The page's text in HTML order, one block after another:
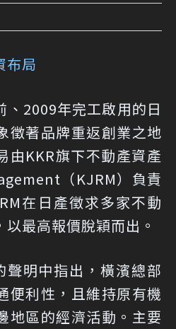
布局
、2009年完工啟用的日
徵著品牌重返創業之地
由KKR旗下不動產資產
（KJRM）負責
在日產徵求多家不動
最高報價脫穎而出。
聲明中指出，橫濱總部
便利性，且維持原有機
地區的經濟活動。主要